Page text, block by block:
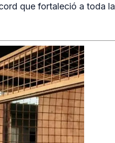
que fortaleció a toda la